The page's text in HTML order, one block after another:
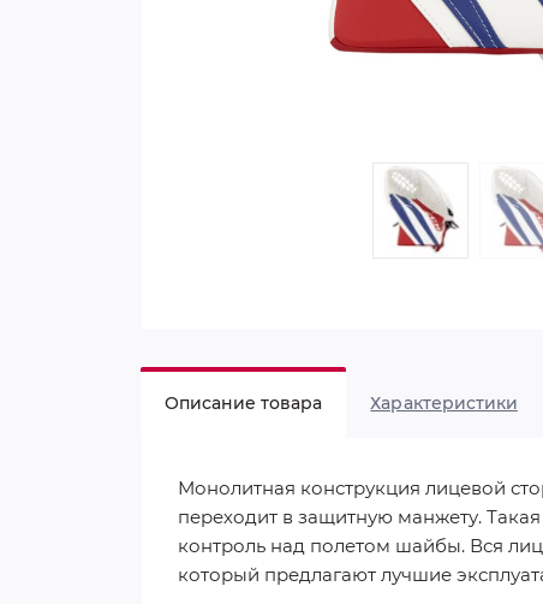
Описание товара Характеристики
Монолитная конструкция лицевой
переходит в защитную манжету.
контроль над полетом шайбы. Вся
который предлагают лучшие